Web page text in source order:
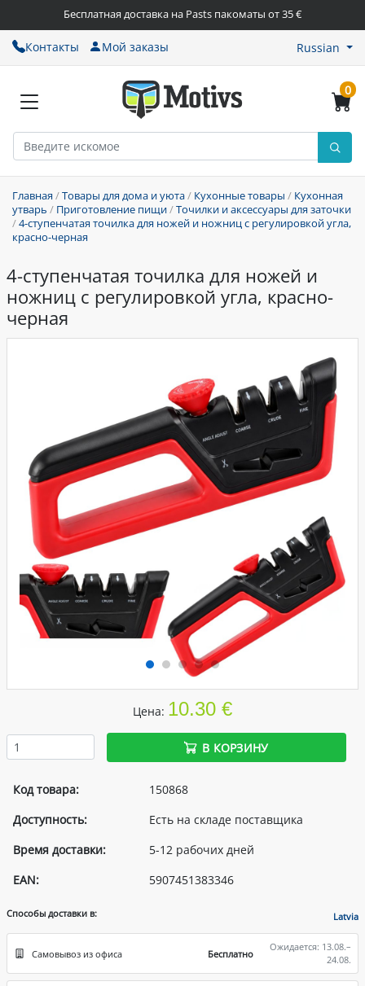
Бесплатная доставка на Pasts пакоматы от 35 €
Контакты Мой заказы Russian
0
Главная/Товары для дома и уюта/ Кухонные товары / Кухонная
утварь / Приготовление пищи/Точилки и аксессуары для заточки
/4-ступенчатая точилка для ножей и ножниц с регулировкой угла,
красно-черная
4-ступенчатая точилка для ножей и
ножниц с регулировкой угла, красно-
черная
Цена: 10.30 €
В КОРЗИНУ
Код товара:
150868
Доступность:
Есть на складе поставщика
Время доставки:
5-12 рабочих дней
EAN:
5907451383346
Способы доставки в: Latvia
Самовывоз из офиса Бесплатно
Ожидается: 13.08.–
24.08.